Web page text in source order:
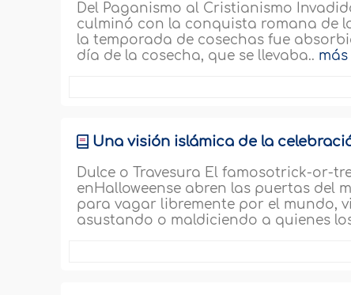
Del Paganismo al Cristianismo
culminó con la conquista romana de
la temporada de cosechas fue
día de la cosecha, que se llevaba.. más
Üna visión islámica de la
Dulce o Travesura El famosotrick-or-
enHalloweense abren las puertas del
para vagar libremente por el mundo,
asustando o maldiciendo a quienes